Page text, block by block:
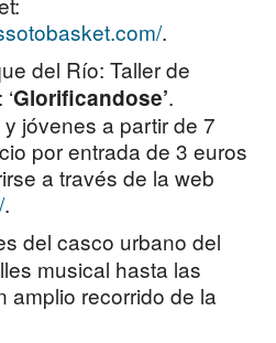
.
del Río: Taller de
Glorificandose’.
jóvenes a partir de 7
por entrada de 3 euros
a través de la web
.
del casco urbano del
musical hasta las
amplio recorrido de la